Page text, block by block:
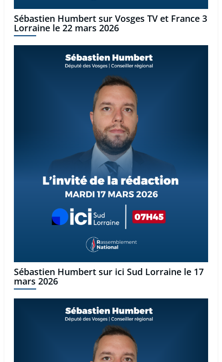
Sébastien Humbert sur Vosges TV et France 3
Lorraine le 22 mars 2026
Sébastien Humbert sur ici Sud Lorraine le 17
mars 2026